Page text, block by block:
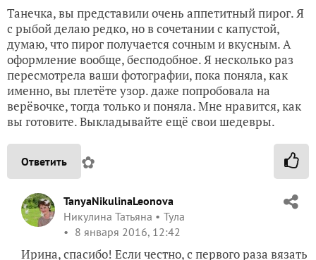
Танечка, вы представили очень аппетитный пирог. Я
с рыбой делаю редко, но в сочетании с капустой,
думаю, что пирог получается сочным и вкусным. А
оформление вообще, бесподобное. Я несколько раз
пересмотрела ваши фотографии, пока поняла, как
именно, вы плетёте узор. даже попробовала на
верёвочке, тогда только и поняла. Мне нравится, как
вы готовите. Выкладывайте ещё свои шедевры.
Ответить ✿
TanyaNikulinaLeonova
Никулина Татьяна
Тула
8 января 2016, 12:42
Ирина, спасибо! Если честно, с первого раза вязать